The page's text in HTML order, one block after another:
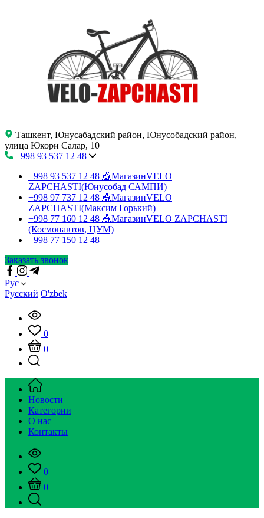
Ташкент, Юнусабадский район, Юнусобадский район,
улица Юкори Салар, 10
+998 93 537 12 48
+998 93 537 12 48 🎪МагазинVELO
ZAPCHASTI(Юнусобад САМПИ)
+998 97 737 12 48 🎪МагазинVELO
ZAPCHASTI(Максим Горький)
+998 77 160 12 48 🎪МагазинVELO ZAPCHASTI
(Космонавтов, ЦУМ)
+998 77 150 12 48
Заказать звонок
Рус
Русский O'zbek
0
0
Новости
Категории
О нас
Контакты
0
0